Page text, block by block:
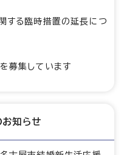
する臨時措置の延長につ
募集しています
知らせ